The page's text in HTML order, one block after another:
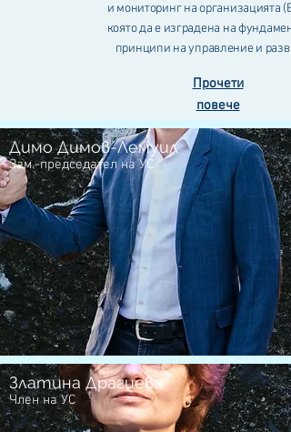
и мониторинг на организацията
която да е изградена на
принципи на управление и
Прочети
повече
Димо Димов-Лемуил
Зам.-председател на УС
Златина Драгиева
Член на УС